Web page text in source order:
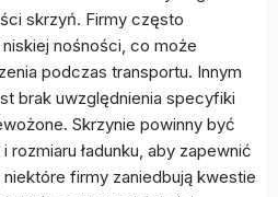
skrzyń. Firmy często
nośności, co może
podczas transportu. Innym
brak uwzględnienia specyfiki
Skrzynie powinny być
rozmiaru ładunku, aby zapewnić
firmy zaniedbują kwestie